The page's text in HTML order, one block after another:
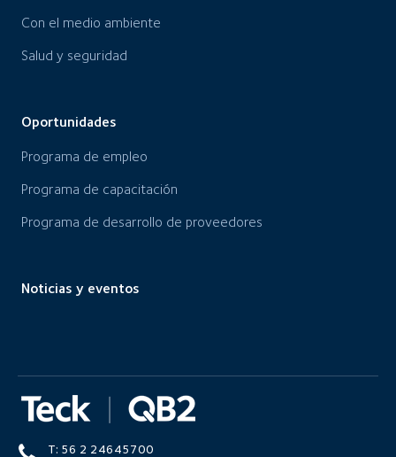
Con el medio ambiente
Salud y seguridad
Oportunidades
Programa de empleo
Programa de capacitación
Programa de desarrollo de proveedores
Noticias y eventos
T: 56 2 24645700